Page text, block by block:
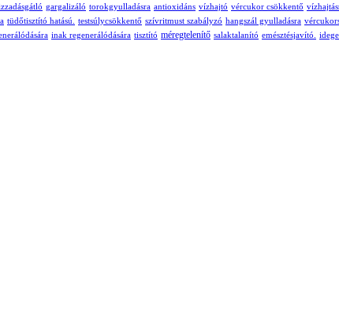
gargalizáló torokgyulladásra antioxidáns vízhajtó vércukor csökkentő
tüdőtisztító hatású. testsúlycsökkentő szívritmust szabályzó hangszál gyulladásra
inak regenerálódására tisztító méregtelenítő salaktalanító emésztésjavító.